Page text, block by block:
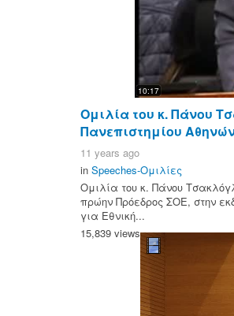
10:17
Ομιλία του κ. Πάνου
Πανεπιστημίου
11 years ago
in Speeches-Ομιλίες
Ομιλία του κ. Πάνου
πρώην Πρόεδρος ΣΟΕ, στην
για Εθνική...
15,839 views